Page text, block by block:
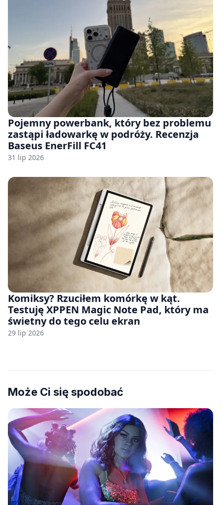
Pojemny powerbank, który bez problemu
zastąpi ładowarkę w podróży. Recenzja
Baseus EnerFill FC41
31 lip 2026
Komiksy? Rzuciłem komórkę w kąt.
Testuję XPPEN Magic Note Pad, który ma
świetny do tego celu ekran
29 lip 2026
Może Ci się spodobać